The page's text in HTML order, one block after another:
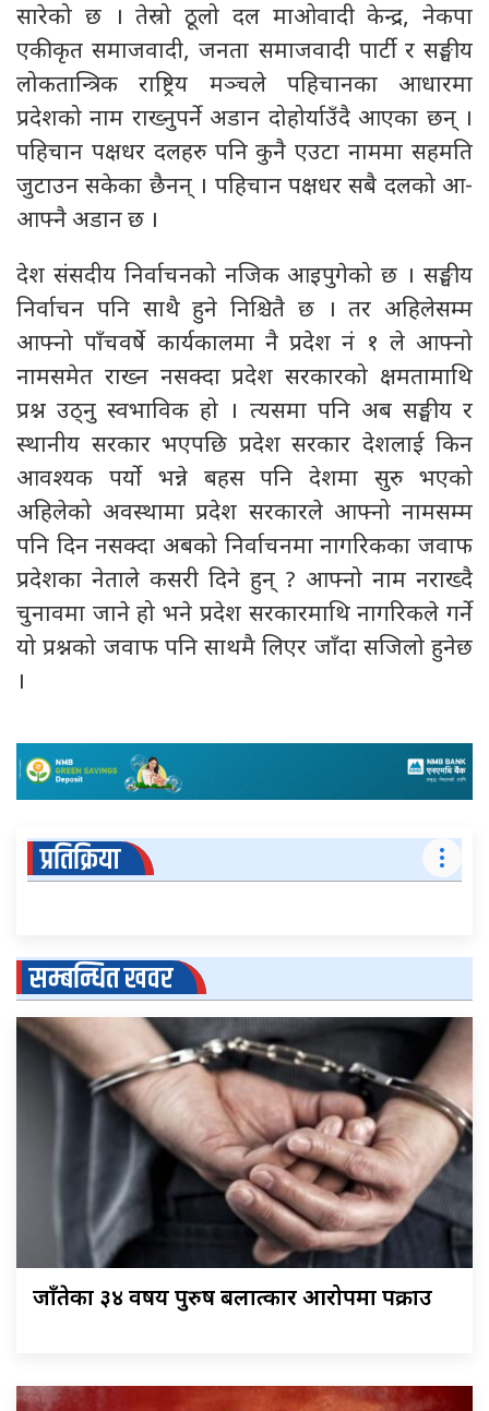
सारेको छ । तेस्रो ठूलो दल माओवादी केन्द्र, नेकपा
एकीकृत समाजवादी, जनता समाजवादी पार्टी र सङ्घीय
लोकतान्त्रिक राष्ट्रिय मञ्चले पहिचानका आधारमा
प्रदेशको नाम राख्नुपर्ने अडान दोहोर्याउँदै आएका छन् ।
पहिचान पक्षधर दलहरु पनि कुनै एउटा नाममा सहमति
जुटाउन सकेका छैनन् । पहिचान पक्षधर सबै दलको आ-
आफ्नै अडान छ ।
देश संसदीय निर्वाचनको नजिक आइपुगेको छ । सङ्घीय
निर्वाचन पनि साथै हुने निश्चितै छ । तर अहिलेसम्म
आफ्नो पाँचवर्षे कार्यकालमा नै प्रदेश नं १ ले आफ्नो
नामसमेत राख्न नसक्दा प्रदेश सरकारको क्षमतामाथि
प्रश्न उठ्नु स्वभाविक हो । त्यसमा पनि अब सङ्घीय र
स्थानीय सरकार भएपछि प्रदेश सरकार देशलाई किन
आवश्यक पर्यो भन्ने बहस पनि देशमा सुरु भएको
अहिलेको अवस्थामा प्रदेश सरकारले आफ्नो नामसम्म
पनि दिन नसक्दा अबको निर्वाचनमा नागरिकका जवाफ
प्रदेशका नेताले कसरी दिने हुन् ? आफ्नो नाम नराख्दै
चुनावमा जाने हो भने प्रदेश सरकारमाथि नागरिकले गर्ने
यो प्रश्नको जवाफ पनि साथमै लिएर जाँदा सजिलो हुनेछ
।
प्रतिक्रिया
सम्बन्धित खवर
जाँतेका ३४ वर्षीय पुरुष बलात्कार आरोपमा पक्राउ